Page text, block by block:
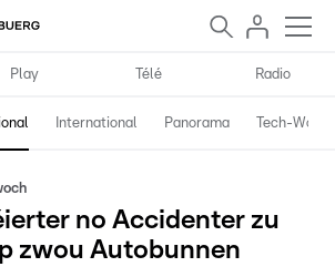
Play Télé Radio
International Panorama Tech-World
no Accidenter zu
zwou Autobunnen